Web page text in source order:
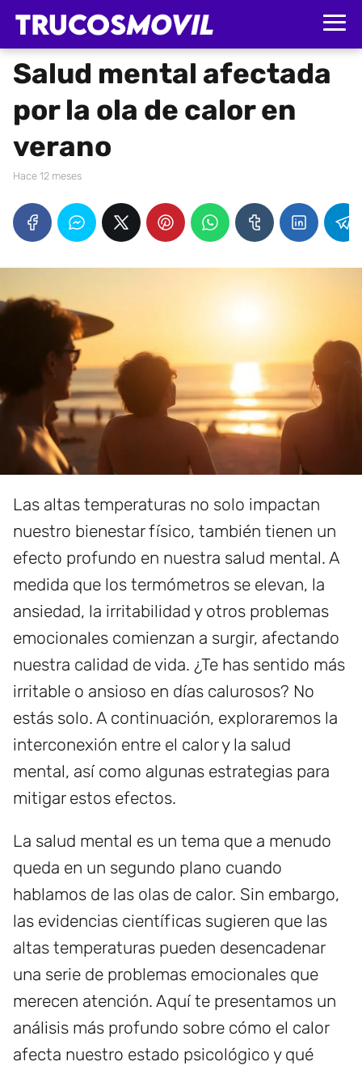
Salud mental afectada
por la ola de calor en
verano
hace 12 meses
Las altas temperaturas no solo impactan
nuestro bienestar físico, también tienen un
efecto profundo en nuestra salud mental. A
medida que los termómetros se elevan, la
ansiedad, la irritabilidad y otros problemas
emocionales comienzan a surgir, afectando
nuestra calidad de vida. ¿Te has sentido más
irritable o ansioso en días calurosos? No
estás solo. A continuación, exploraremos la
interconexión entre el calor y la salud
mental, así como algunas estrategias para
mitigar estos efectos.
La salud mental es un tema que a menudo
queda en un segundo plano cuando
hablamos de las olas de calor. Sin embargo,
las evidencias científicas sugieren que las
altas temperaturas pueden desencadenar
una serie de problemas emocionales que
merecen atención. Aquí te presentamos un
análisis más profundo sobre cómo el calor
afecta nuestro estado psicológico y qué